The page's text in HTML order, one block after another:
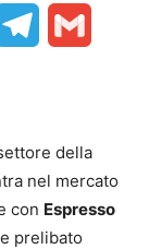
Telegram
della
nel mercato
con Espresso
prelibato